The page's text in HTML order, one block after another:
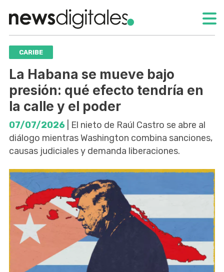
CARIBE
La Habana se mueve bajo
presión: qué efecto tendría en
la calle y el poder
07/07/2026 | El nieto de Raúl Castro se abre al
diálogo mientras Washington combina sanciones,
causas judiciales y demanda liberaciones.